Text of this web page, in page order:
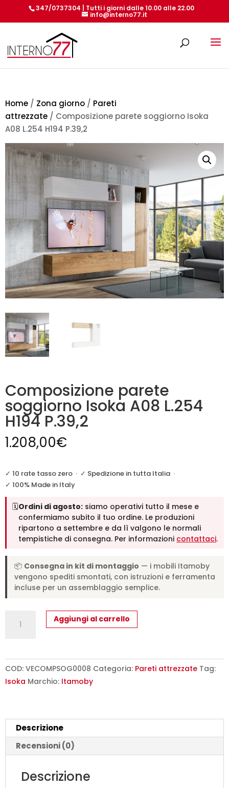
347/0737304 | Tutti i giorni dalle 10.00 alle 22.00
info@interno77.it
Home / Zona giorno / Pareti
attrezzate / Composizione parete soggiorno Isoka
A08 L.254 H194 P.39,2
Composizione parete
soggiorno Isoka A08 L.254
H194 P.39,2
1.208,00€
✓ 10 rate tasso zero · ✓ Spedizione in tutta Italia ·
✓ 100% Made in Italy
🗓️Ordini di agosto: siamo operativi tutto il mese e
confermiamo subito il tuo ordine. Le produzioni
ripartono a settembre e da lì valgono le normali
tempistiche di consegna. Per informazioni contattaci.
📦 Consegna in kit di montaggio — i mobili Itamoby
vengono spediti smontati, con istruzioni e ferramenta
incluse per un assemblaggio semplice.
Composizione
parete
A08
L.254
quantità
Aggiungi al carrello
COD: VECOMPSOG0008 Categoria: Pareti attrezzate Tag:
Isoka Marchio: Itamoby
Descrizione
Recensioni (0)
Descrizione